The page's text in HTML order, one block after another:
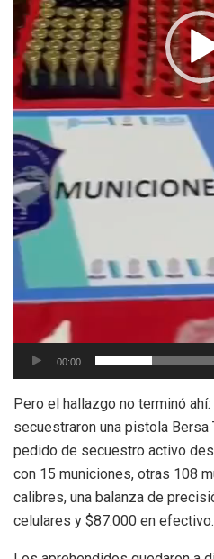
00:00
Pero el hallazgo no terminó
secuestraron una pistola Bersa
pedido de secuestro activo
con 15 municiones, otras 108
calibres, una balanza de
celulares y $87.000 en efectivo.